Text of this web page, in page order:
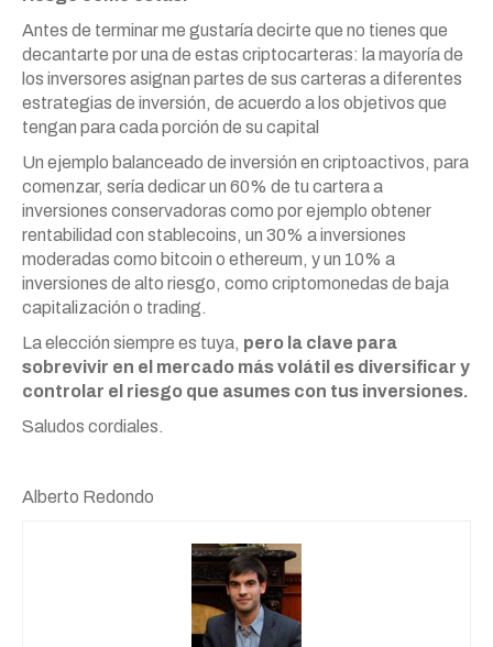
Antes de terminar me gustaría decirte que no tienes que
decantarte por una de estas criptocarteras: la mayoría de
los inversores asignan partes de sus carteras a diferentes
estrategias de inversión, de acuerdo a los objetivos que
tengan para cada porción de su capital
Un ejemplo balanceado de inversión en criptoactivos, para
comenzar, sería dedicar un 60% de tu cartera a
inversiones conservadoras como por ejemplo obtener
rentabilidad con stablecoins, un 30% a inversiones
moderadas como bitcoin o ethereum, y un 10% a
inversiones de alto riesgo, como criptomonedas de baja
capitalización o trading.
La elección siempre es tuya, pero la clave para
sobrevivir en el mercado más volátil es diversificar y
controlar el riesgo que asumes con tus inversiones.
Saludos cordiales.
Alberto Redondo